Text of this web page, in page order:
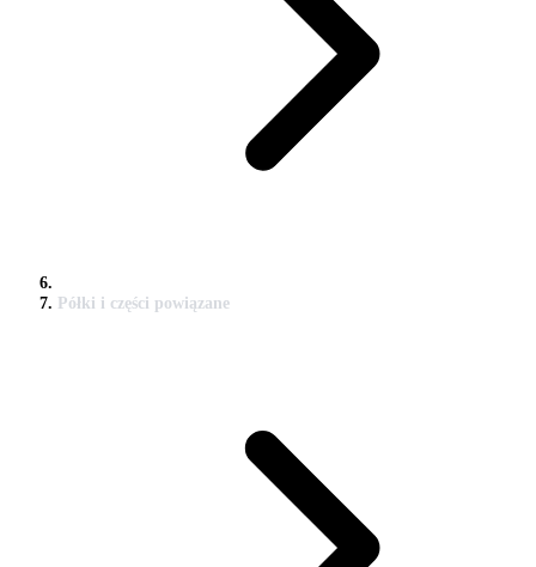
Półki i części powiązane